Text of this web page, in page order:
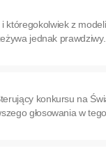
z
jednak
konkursu na
głosowania w